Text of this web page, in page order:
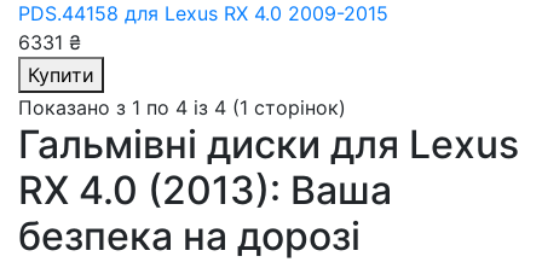
PDS.44158 для Lexus RX 4.0 2009-2015
6331 ₴
Купити
Показано з 1 по 4 із 4 (1 сторінок)
Гальмівні диски для Lexus
RX 4.0 (2013): Ваша
безпека на дорозі